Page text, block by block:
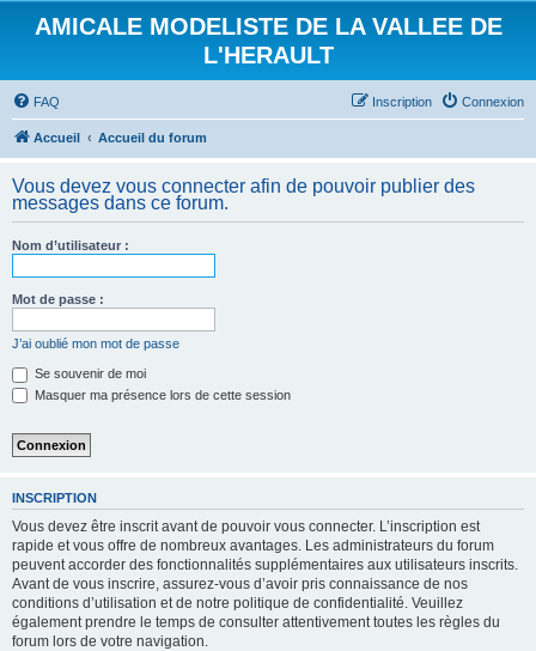
AMICALE MODELISTE DE LA VALLEE DE
L'HERAULT
FAQ Connexion
Inscription
Accueil Accueil du forum
Vous devez vous connecter afin de pouvoir publier des
messages dans ce forum.
Nom d’utilisateur :
Mot de passe :
J’ai oublié mon mot de passe
Se souvenir de moi
Masquer ma présence lors de cette session
INSCRIPTION
Vous devez être inscrit avant de pouvoir vous connecter. L’inscription est
rapide et vous offre de nombreux avantages. Les administrateurs du forum
peuvent accorder des fonctionnalités supplémentaires aux utilisateurs inscrits.
Avant de vous inscrire, assurez-vous d’avoir pris connaissance de nos
conditions d’utilisation et de notre politique de confidentialité. Veuillez
également prendre le temps de consulter attentivement toutes les règles du
forum lors de votre navigation.